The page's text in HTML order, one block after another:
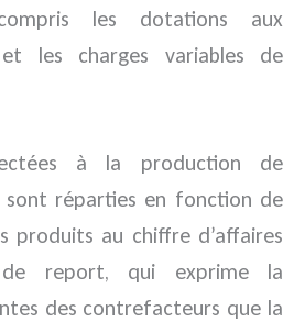
les dotations aux
et les charges variables de
à la production de
sont réparties en fonction de
produits au chiffre d’affaires
report, qui exprime la
des contrefacteurs que la